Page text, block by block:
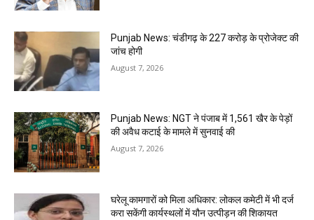
Punjab News: चंडीगढ़ के ₹227 करोड़ के प्रोजेक्ट की
जांच होगी
August 7, 2026
Punjab News: NGT ने पंजाब में 1,561 खैर के पेड़ों
की अवैध कटाई के मामले में सुनवाई की
August 7, 2026
घरेलू कामगारों को मिला अधिकार: लोकल कमेटी में भी दर्ज
करा सकेंगी कार्यस्थलों में यौन उत्पीड़न की शिकायत